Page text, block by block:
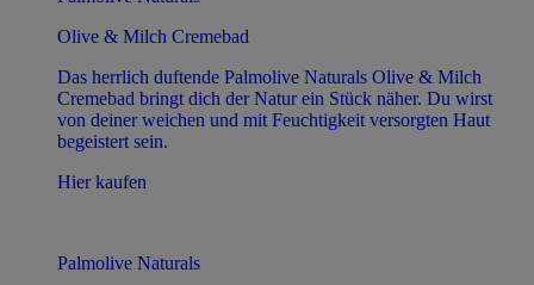
Olive & Milch Cremebad
Das herrlich duftende Palmolive Naturals Olive & Milch
Cremebad bringt dich der Natur ein Stück näher. Du wirst
von deiner weichen und mit Feuchtigkeit versorgten Haut
begeistert sein.
Hier kaufen
Palmolive Naturals